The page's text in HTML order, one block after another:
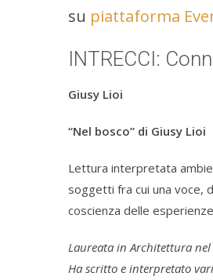
su piattaforma
INTRECCI:
Giusy Lioi
“Nel bosco” di Giusy Lioi
Lettura interpretata
soggetti fra cui una voce,
coscienza delle
Laureata in Architettura nel
Ha scritto e interpretato